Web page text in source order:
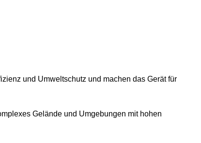
und Umweltschutz und machen das Gerät für
Gelände und Umgebungen mit hohen